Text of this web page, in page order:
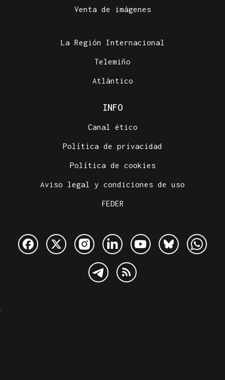
Venta de imágenes
La Región Internacional
Telemiño
Atlántico
INFO
Canal ético
Política de privacidad
Política de cookies
Aviso legal y condiciones de uso
FEDER